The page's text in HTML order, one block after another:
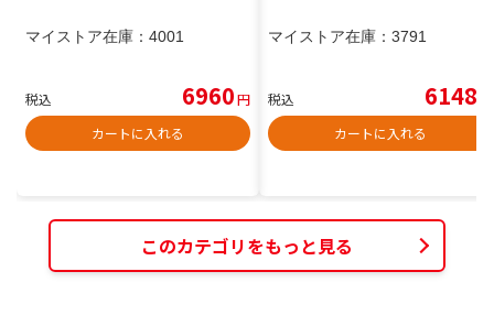
マイストア在庫： 4001
税込 6960円
カートに入れる
マイストア在庫： 3791
税込 6148
カートに入れる
このカテゴリをもっと見る